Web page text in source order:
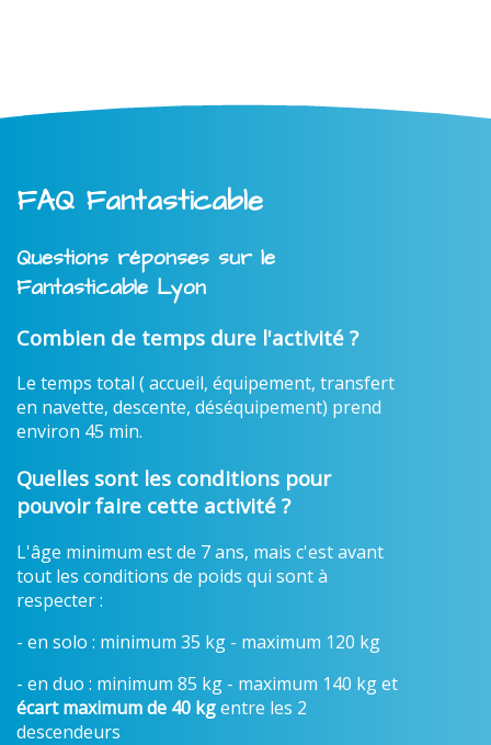
FAQ Fantasticable
Questions réponses sur le
Fantasticable Lyon
Combien de temps dure l'activité ?
Le temps total ( accueil, équipement, transfert
en navette, descente, déséquipement) prend
environ 45 min.
Quelles sont les conditions pour
pouvoir faire cette activité ?
L'âge minimum est de 7 ans, mais c'est avant
tout les conditions de poids qui sont à
respecter :
- en solo : minimum 35 kg - maximum 120 kg
- en duo : minimum 85 kg - maximum 140 kg et
écart maximum de 40 kgentre les 2
descendeurs